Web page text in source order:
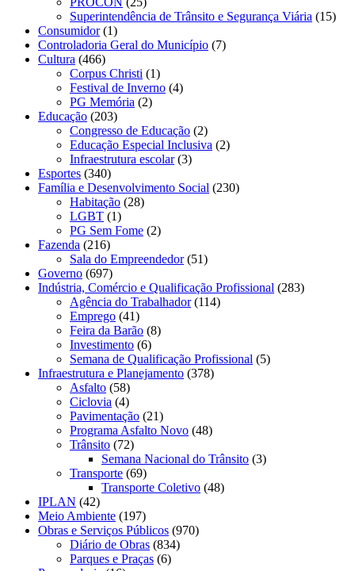
Superintendência de Trânsito e Segurança Viária (15)
Consumidor(1)
Controladoria Geral do Município (7)
Cultura (466)
Corpus Christi (1)
Festival de Inverno (4)
PG Memória (2)
Educação (203)
Congresso de Educação (2)
Educação Especial Inclusiva (2)
Infraestrutura escolar(3)
Esportes (340)
Família e Desenvolvimento Social (230)
Habitação (28)
LGBT (1)
PG Sem Fome (2)
Fazenda (216)
Sala do Empreendedor(51)
Governo (697)
Indústria, Comércio e Qualificação Profissional (283)
Agência do Trabalhador(114)
Emprego (41)
Feira da Barão (8)
Investimento (6)
Semana de Qualificação Profissional (5)
Infraestrutura e Planejamento (378)
Asfalto (58)
Ciclovia (4)
Pavimentação (21)
Programa Asfalto Novo (48)
Trânsito (72)
Semana Nacional do Trânsito (3)
Transporte (69)
Transporte Coletivo (48)
IPLAN (42)
Meio Ambiente (197)
Obras e Serviços Públicos (970)
Diário de Obras (834)
Parques e Praças (6)